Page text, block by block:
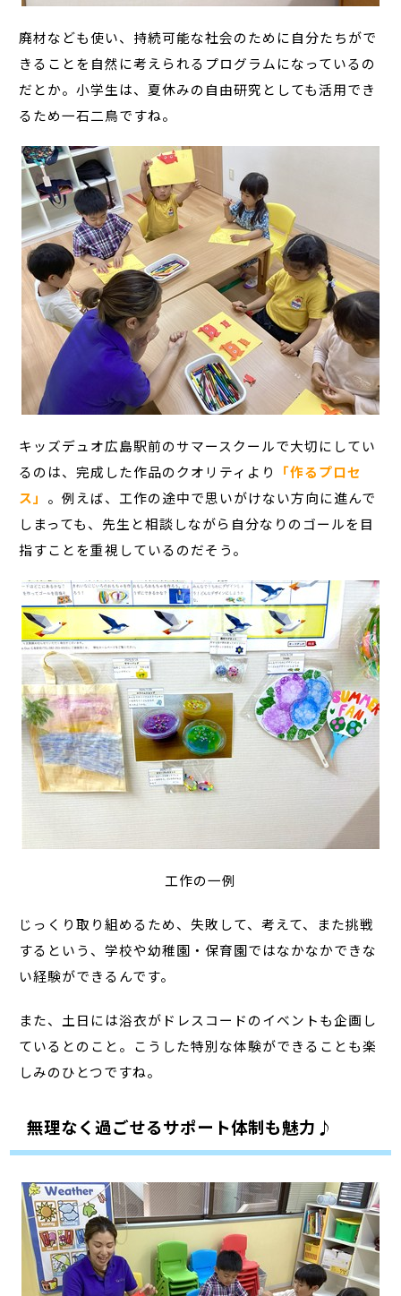
廃材なども使い、持続可能な社会のために自分たちがで
きることを自然に考えられるプログラムになっているの
だとか。小学生は、夏休みの自由研究としても活用でき
るため一石二鳥ですね。
キッズデュオ広島駅前のサマースクールで大切にしてい
るのは、完成した作品のクオリティより
「作るプロセ
ス」 。例えば、工作の途中で思いがけない方向に進んで
しまっても、先生と相談しながら自分なりのゴールを目
指すことを重視しているのだそう。
工作の一例
じっくり取り組めるため、失敗して、考えて、また挑戦
するという、学校や幼稚園・保育園ではなかなかできな
い経験ができるんです。
また、土日には浴衣がドレスコードのイベントも企画し
ているとのこと。こうした特別な体験ができることも楽
しみのひとつですね。
無理なく過ごせるサポート体制も魅力♪